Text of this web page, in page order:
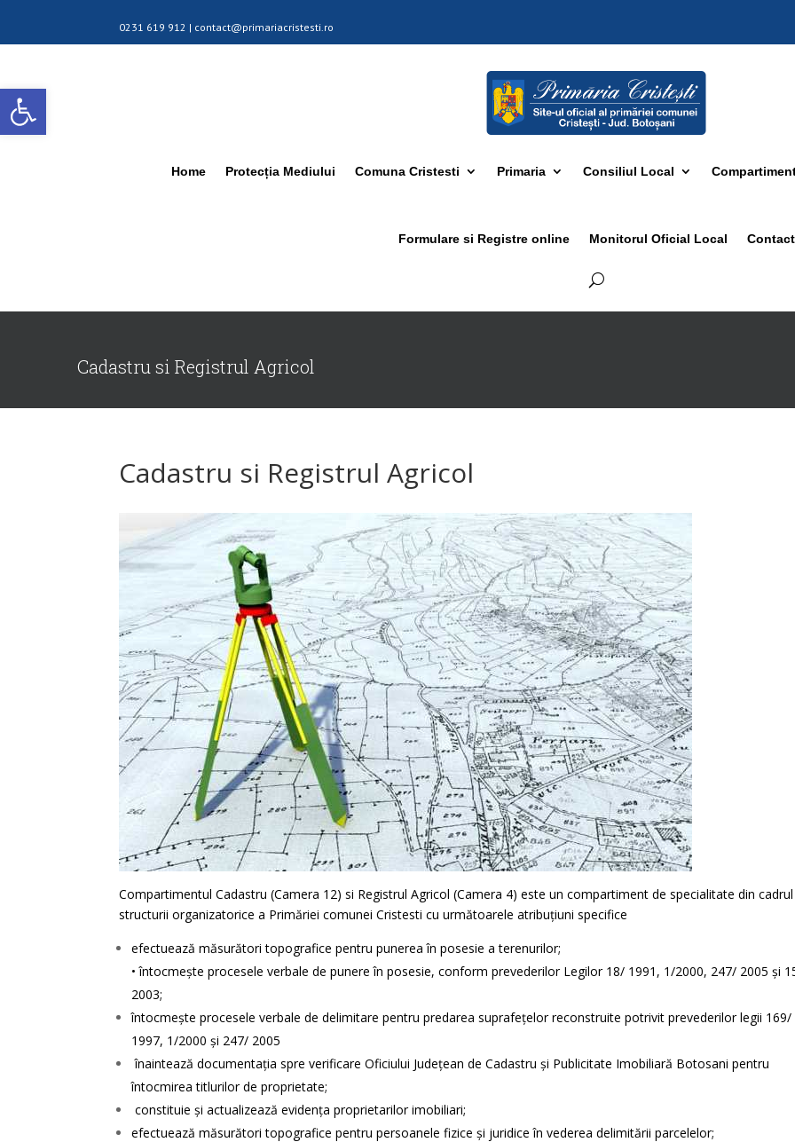
Deschide bara de unelte
0231 619 912 | contact@primariacristesti.ro
Home Protecția Mediului Comuna Cristesti Primaria Consiliul Local
Formulare si Registre online Monitorul Oficial Local Contact
Cadastru si Registrul Agricol
Cadastru si Registrul Agricol
Compartimentul Cadastru (Camera 12) si Registrul Agricol (Camera 4) este un compartiment de specialitate din cadrul
structurii organizatorice a Primăriei comunei Cristesti cu următoarele atribuţiuni specifice
efectuează măsurători topografice pentru punerea în posesie a terenurilor;
• întocmeşte procesele verbale de punere în posesie, conform prevederilor Legilor 18/ 1991, 1/2000, 247/ 2005 şi
2003;
întocmeşte procesele verbale de delimitare pentru predarea suprafeţelor reconstruite potrivit prevederilor legii 169/
1997, 1/2000 şi 247/ 2005
înaintează documentaţia spre verificare Oficiului Judeţean de Cadastru şi Publicitate Imobiliară Botosani pentru
întocmirea titlurilor de proprietate;
constituie şi actualizează evidenţa proprietarilor imobiliari;
efectuează măsurători topografice pentru persoanele fizice şi juridice în vederea delimitării parcelelor;